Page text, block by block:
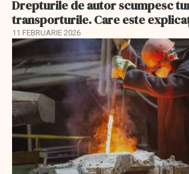
Drepturile de autor scumpesc
transporturile. Care este
11 FEBRUARIE 2026